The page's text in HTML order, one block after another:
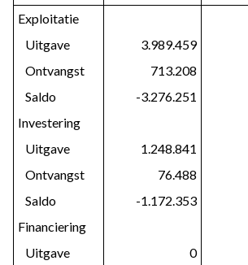
Exploitatie
   Uitgave
3.989.459
   Ontvangst
713.208
   Saldo
-3.276.251
Investering
   Uitgave
1.248.841
   Ontvangst
76.488
   Saldo
-1.172.353
Financiering
   Uitgave
0